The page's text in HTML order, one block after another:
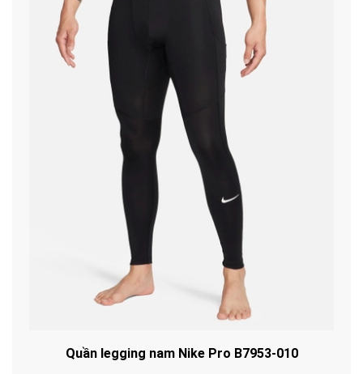
Quần legging nam Nike Pro B7953-010